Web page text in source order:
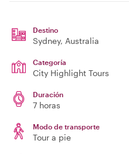
Destino
Sydney, Australia
Categoría
City Highlight Tours
Duración
7 horas
Modo de transporte
Tour a pie